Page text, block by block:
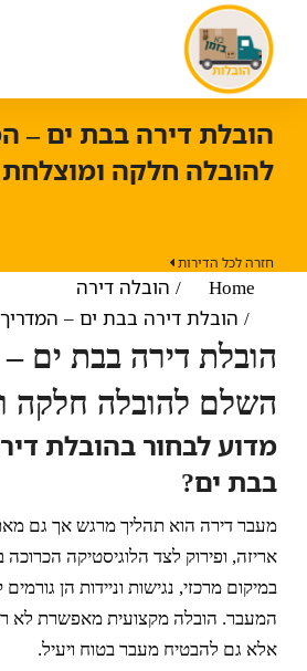
הובלת דירה בבת ים –
להובלה חלקה ומוצלחת
חזרה לכל הדירות
You are here:
Home
הובלה דירה
הובלת דירה בבת ים –
הובלת דירה בבת ים
השלם להובלה חלקה
מדוע לבחור בהובלת
בבת ים?
מעבר דירה הוא תהליך מרגש אך גם
אריזה, ופירוק לצד הלוגיסטיקה
במיקום מרכזי, נגישות וניידות הן
המעבר. הובלה מקצועית מאפשרת לא
אלא גם להבטיח מעבר בטוח ויעיל.